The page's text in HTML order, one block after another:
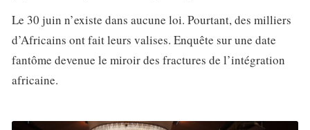
Le 30 juin n’existe dans aucune loi. Pourtant, des milliers
d’Africains ont fait leurs valises. Enquête sur une date
fantôme devenue le miroir des fractures de l’intégration
africaine.